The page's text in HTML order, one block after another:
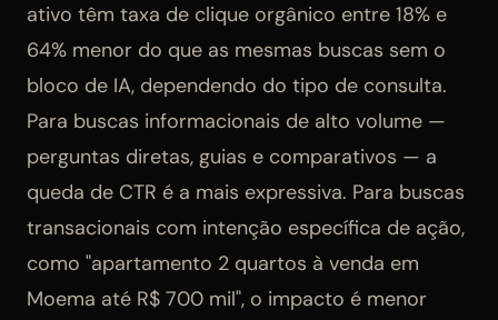
ativo têm taxa de clique orgânico entre 18% e
64% menor do que as mesmas buscas sem o
bloco de IA, dependendo do tipo de consulta.
Para buscas informacionais de alto volume —
perguntas diretas, guias e comparativos — a
queda de CTR é a mais expressiva. Para buscas
transacionais com intenção específica de ação,
como "apartamento 2 quartos à venda em
Moema até R$ 700 mil", o impacto é menor